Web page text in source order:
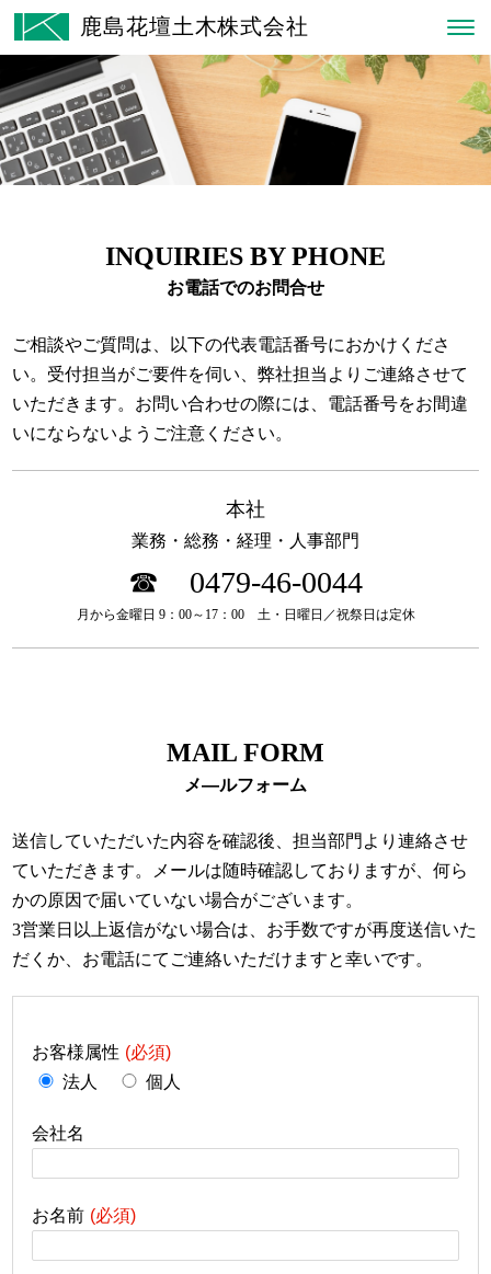
鹿島花壇土木株式会社
INQUIRIES BY PHONE
お電話でのお問合せ
ご相談やご質問は、以下の代表電話番号におかけくださ
い。受付担当がご要件を伺い、弊社担当よりご連絡させて
いただきます。お問い合わせの際には、電話番号をお間違
いにならないようご注意ください。
本社
業務・総務・経理・人事部門
☎ 0479-46-0044
月から金曜日 9：00～17：00 土・日曜日／祝祭日は定休
MAIL FORM
メ―ルフォーム
送信していただいた内容を確認後、担当部門より連絡させ
ていただきます。メールは随時確認しておりますが、何ら
かの原因で届いていない場合がございます。
3営業日以上返信がない場合は、お手数ですが再度送信いた
だくか、お電話にてご連絡いただけますと幸いです。
お客様属性
法人
個人
会社名
お名前